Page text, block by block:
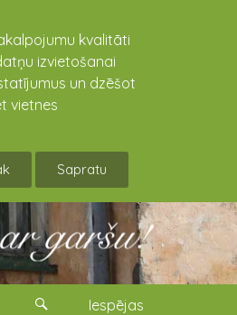
kvalitāti
izvietošanai
un dzēšot
vietnes
Sapratu
Iespējas